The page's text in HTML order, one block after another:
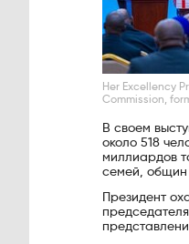
Her Excellency
Commission,
В своем
около 518
миллиардов
семей, общин
Президент